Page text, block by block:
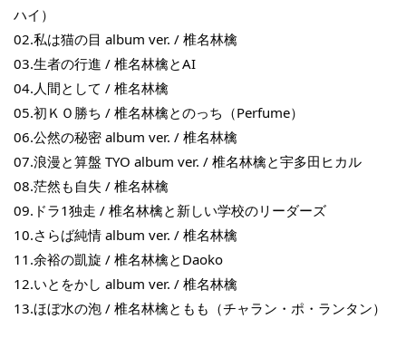
NT$ 780
NT$ 880
- +
加入購物車
凡購買任一商品即可加購 THT 九週年 唱片墊 (2入一組)
ハイ）
02.私は猫の目 album ver. / 椎名林檎
03.生者の行進 / 椎名林檎とAI
04.人間として / 椎名林檎
05.初ＫＯ勝ち / 椎名林檎とのっち（Perfume）
06.公然の秘密 album ver. / 椎名林檎
07.浪漫と算盤 TYO album ver. / 椎名林檎と宇多田ヒカル
08.茫然も自失 / 椎名林檎
09.ドラ1独走 / 椎名林檎と新しい学校のリーダーズ
10.さらば純情 album ver. / 椎名林檎
11.余裕の凱旋 / 椎名林檎とDaoko
12.いとをかし album ver. / 椎名林檎
13.ほぼ水の泡 / 椎名林檎ともも（チャラン・ポ・ランタン）